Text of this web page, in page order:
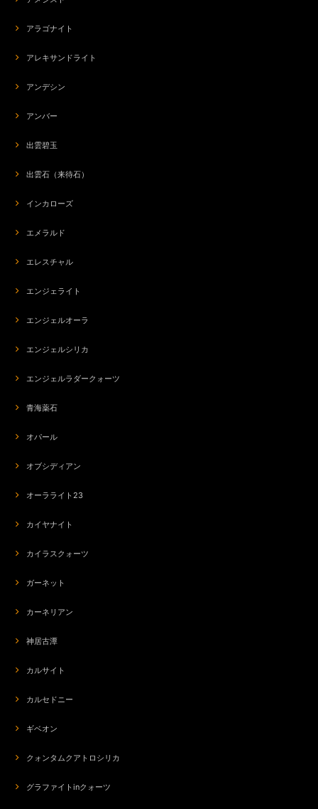
アラゴナイト
アレキサンドライト
アンデシン
アンバー
出雲碧玉
出雲石（来待石）
インカローズ
エメラルド
エレスチャル
エンジェライト
エンジェルオーラ
エンジェルシリカ
エンジェルラダークォーツ
青海薬石
オパール
オブシディアン
オーラライト23
カイヤナイト
カイラスクォーツ
ガーネット
カーネリアン
神居古潭
カルサイト
カルセドニー
ギベオン
クォンタムクアトロシリカ
グラファイトinクォーツ